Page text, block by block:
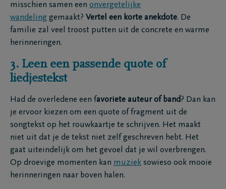
misschien samen een onvergetelijke
wandeling gemaakt? Vertel een korte anekdote. De
familie zal veel troost putten uit de concrete en warme
herinneringen.
3. Leen een passende quote of
liedjestekst
Had de overledene een favoriete auteur of band? Dan kan
je ervoor kiezen om een quote of fragment uit de
songtekst op het rouwkaartje te schrijven. Het maakt
niet uit dat je de tekst niet zelf geschreven hebt. Het
gaat uiteindelijk om het gevoel dat je wil overbrengen.
Op droevige momenten kan muziek sowieso ook mooie
herinneringen naar boven halen.